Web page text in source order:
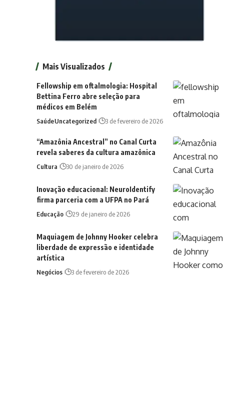
Mais Visualizados
Fellowship em oftalmologia: Hospital
Bettina Ferro abre seleção para
médicos em Belém
SaúdeUncategorized 3 de fevereiro de 2026
“Amazônia Ancestral” no Canal Curta
revela saberes da cultura amazônica
Cultura 30 de janeiro de 2026
Inovação educacional: NeuroIdentify
firma parceria com a UFPA no Pará
Educação 29 de janeiro de 2026
Maquiagem de Johnny Hooker celebra
liberdade de expressão e identidade
artística
Negócios 3 de fevereiro de 2026